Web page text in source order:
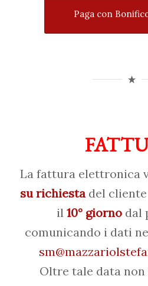
Paga con
La fattura elettronica
su richiestadel
il 10° giornodal
comunicando i dati
Oltre tale data non